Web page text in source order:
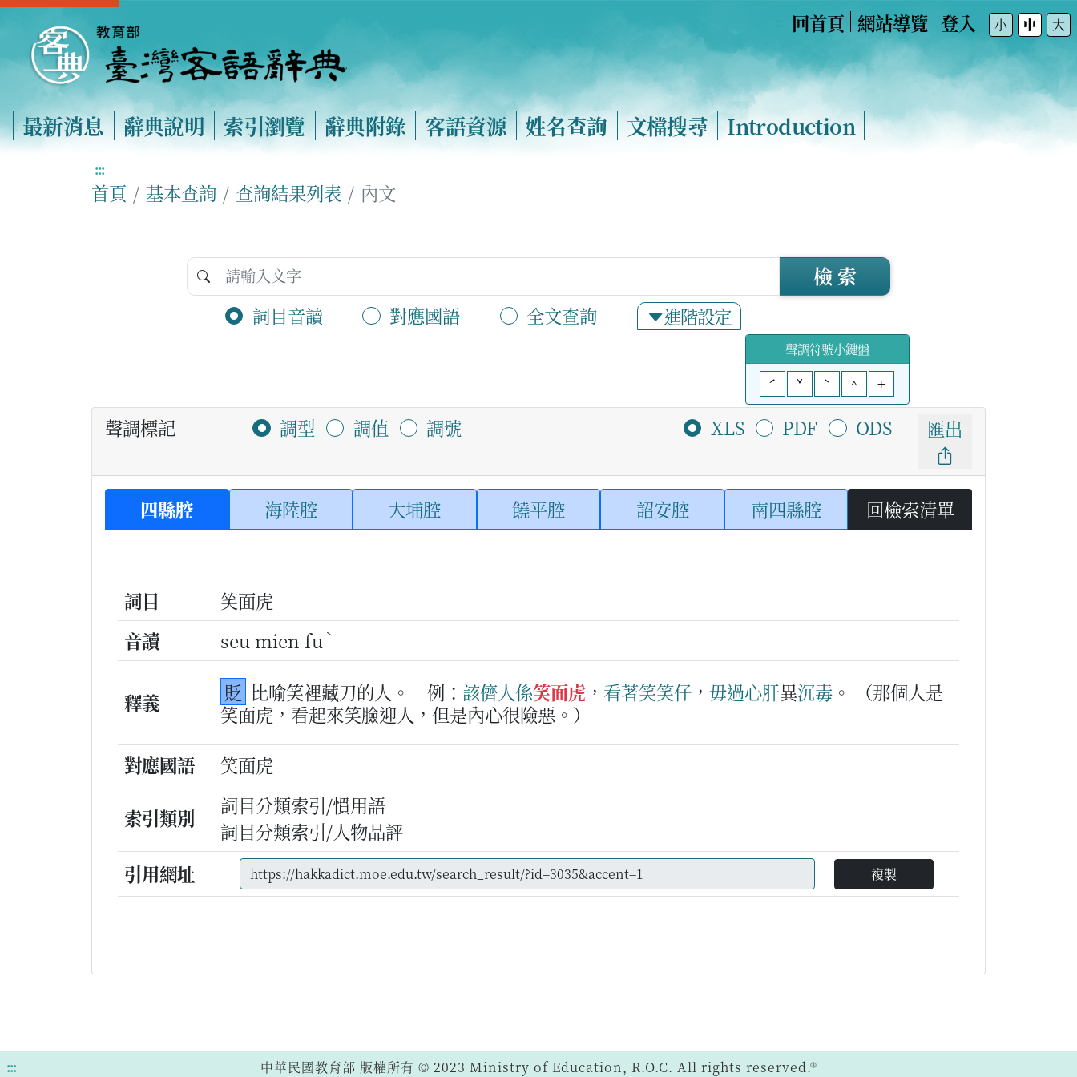
回首頁 網站導覽 登入 小 中 大
最新消息 辭典說明 索引瀏覽 辭典附錄 客語資源 姓名查詢 文檔搜尋 Introduction
:::
首頁 基本查詢 查詢結果列表 內文
詞目音讀 對應國語 全文查詢 進階設定
檢 索
聲調符號小鍵盤
ˊ
ˇ ˋ ^ +
聲調標記 調型 調值 調號 XLS PDF ODS 匯出
四縣腔 海陸腔 大埔腔 饒平腔 詔安腔 南四縣腔 回檢索清單
詞目
笑面虎
音讀
seu mien fu ˋ
釋義 貶 比喻笑裡藏刀的人。 例： 該儕人係笑面虎 ， 看著笑笑仔 ， 毋過心肝異沉毒 。
（那個人是
笑面虎，看起來笑臉迎人，但是內心很險惡。）
對應國語
笑面虎
索引類別
詞目分類索引/慣用語
詞目分類索引/人物品評
引用網址
複製
::: 中華民國教育部 版權所有 © 2023 Ministry of Education, R.O.C. All rights reserved.®